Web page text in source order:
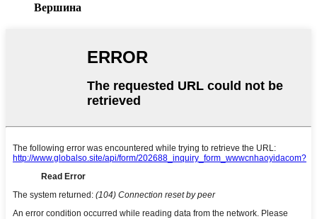
Вершина